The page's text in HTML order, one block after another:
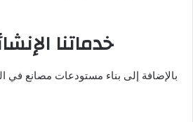
خدماتنا
بالإضافة إلى بناء مستودعات مصانع في